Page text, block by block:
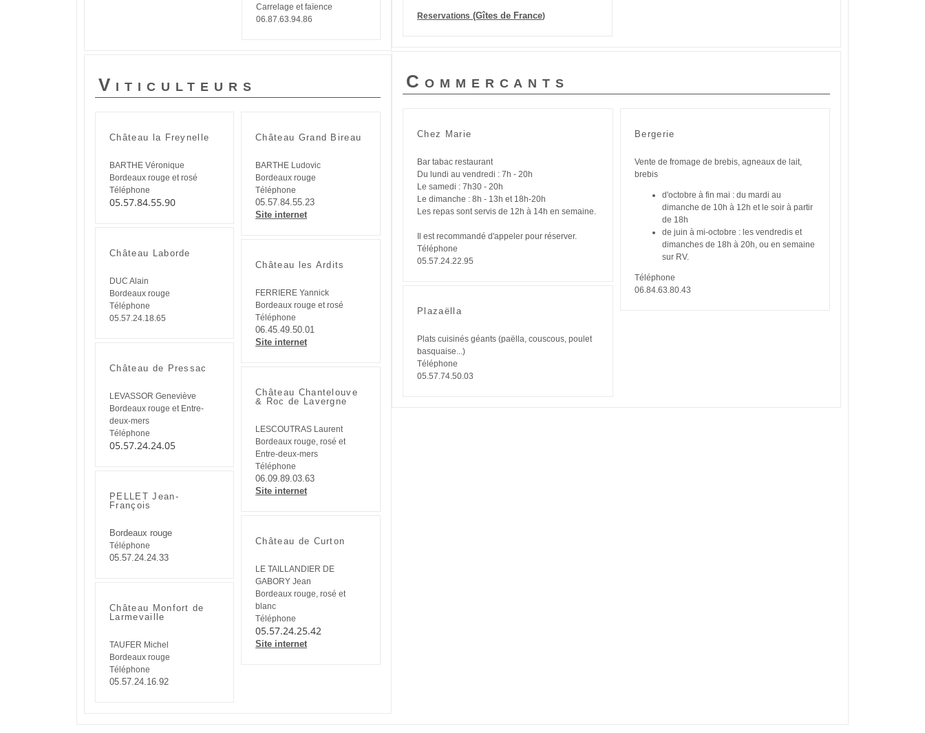
Carrelage et faïence
06.87.63.94.86
Viticulteurs
Château la Freynelle
BARTHE Véronique
Bordeaux rouge et rosé
Téléphone
05.57.84.55.90
Château Laborde
DUC Alain
Bordeaux rouge
Téléphone
05.57.24.18.65
Château de Pressac
LEVASSOR Geneviève
Bordeaux rouge et Entre-
deux-mers
Téléphone
05.57.24.24.05
PELLET Jean-
François
Bordeaux rouge
Téléphone
05.57.24.24.33
Château Monfort de
Larmevaille
TAUFER Michel
Bordeaux rouge
Téléphone
05.57.24.16.92
Château Grand Bireau
BARTHE Ludovic
Bordeaux rouge
Téléphone
05.57.84.55.23
Site internet
Château les Ardits
FERRIERE Yannick
Bordeaux rouge et rosé
Téléphone
06.45.49.50.01
Site internet
Château Chantelouve
& Roc de Lavergne
LESCOUTRAS Laurent
Bordeaux rouge, rosé et
Entre-deux-mers
Téléphone
06.09.89.03.63
Site internet
Château de Curton
LE TAILLANDIER DE
GABORY Jean
Bordeaux rouge, rosé et
blanc
Téléphone
05.57.24.25.42
Site internet
Reservations (Gîtes de France)
Commercants
Chez Marie
Bar tabac restaurant
Du lundi au vendredi : 7h - 20h
Le samedi : 7h30 - 20h
Le dimanche : 8h - 13h et 18h-20h
Les repas sont servis de 12h à 14h en semaine.
Il est recommandé d'appeler pour réserver.
Téléphone
05.57.24.22.95
Plazaëlla
Plats cuisinés géants (paëlla, couscous, poulet
basquaise...)
Téléphone
05.57.74.50.03
Bergerie
Vente de fromage de brebis, agneaux de lait,
brebis
d'octobre à fin mai : du mardi au
dimanche de 10h à 12h et le soir à partir
de 18h
de juin à mi-octobre : les vendredis et
dimanches de 18h à 20h, ou en semaine
sur RV.
Téléphone
06.84.63.80.43